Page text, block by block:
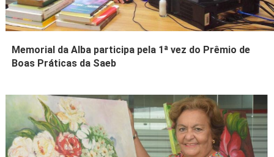
Memorial da Alba participa pela 1ª vez do Prêmio de
Boas Práticas da Saeb